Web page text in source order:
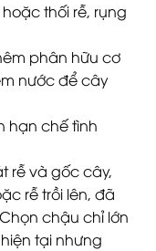
thối rễ, rụng
phân hữu cơ
nước để cây
hạn chế tình
rễ và gốc cây,
rễ trồi lên, đã
chậu chỉ lớn
tại nhưng